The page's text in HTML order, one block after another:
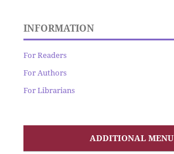
INFORMATION
For Readers
For Authors
For Librarians
ADDITIONAL MENU